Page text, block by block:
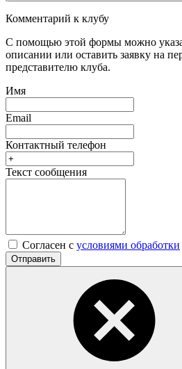
Комментарий к клубу
С помощью этой формы можно
описании или оставить заявку на
представителю клуба.
Имя
Email
Контактный телефон
Текст сообщения
Согласен с условиями обработки
Отправить